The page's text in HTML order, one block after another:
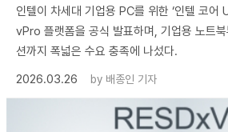
인텔이 차세대 기업용 PC를 위한 ‘인텔 코어
vPro 플랫폼을 공식 발표하며, 기업용 노트북
션까지 폭넓은 수요 충족에 나섰다.
2026.03.26
by 배종인 기자